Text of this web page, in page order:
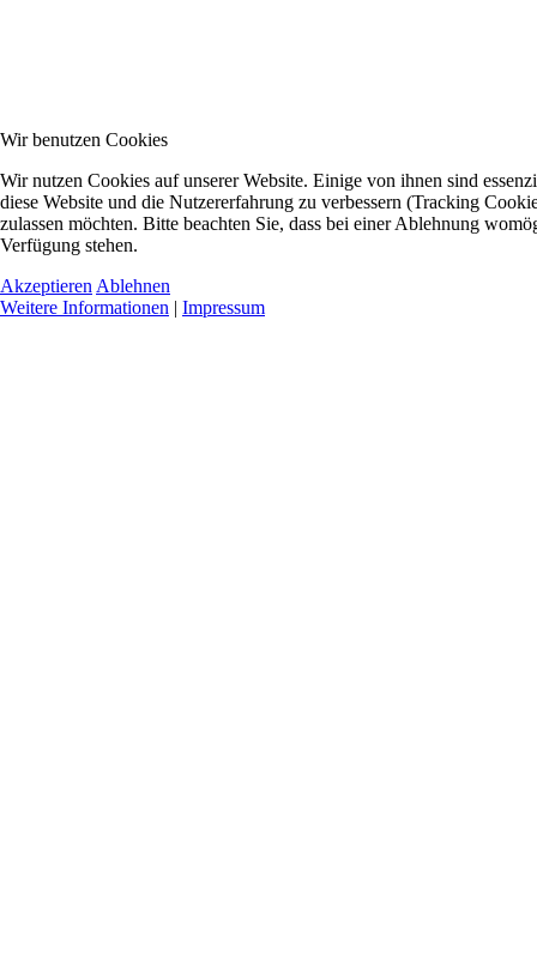
Wir benutzen Cookies
Wir nutzen Cookies auf unserer Website. Einige von ihnen sind
diese Website und die Nutzererfahrung zu verbessern (Tracking
zulassen möchten. Bitte beachten Sie, dass bei einer Ablehnung
Verfügung stehen.
Akzeptieren Ablehnen
Weitere Informationen | Impressum